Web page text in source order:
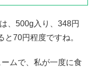
、500g入り、348円
と70円程度ですね。
ムで、私が一度に食